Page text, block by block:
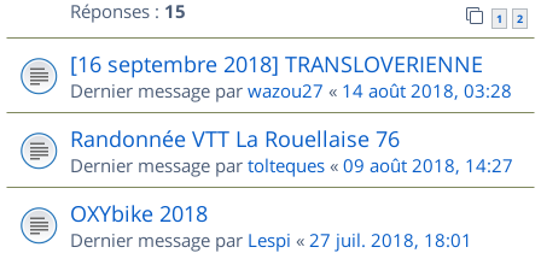
Réponses : 15 1 2
[16 septembre 2018] TRANSLOVERIENNE
Dernier message par wazou27 « 14 août 2018, 03:28
Randonnée VTT La Rouellaise 76
Dernier message par tolteques « 09 août 2018, 14:27
OXYbike 2018
Dernier message par Lespi « 27 juil. 2018, 18:01